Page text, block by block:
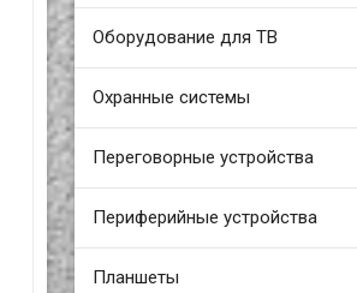
Оборудование для ТВ
Охранные системы
Переговорные устройства
Периферийные устройства
Планшеты